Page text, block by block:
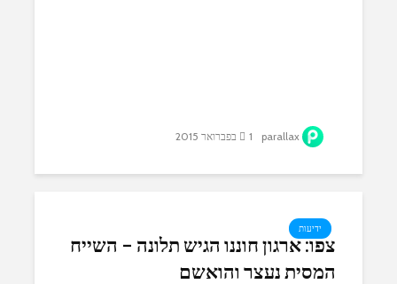
1 בפברואר 2015
ידיעות
צפו: ארגון חוננו הגיש תלונה – השייח
המסית נעצר והואשם